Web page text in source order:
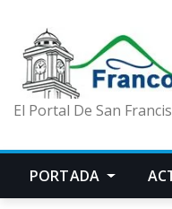
El Portal De San
PORTADA